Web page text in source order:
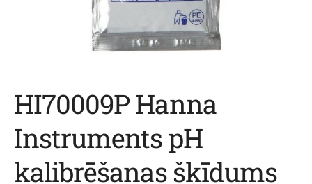
HI70009P Hanna
Instruments pH
kalibrēšanas šķīdums